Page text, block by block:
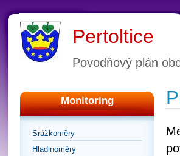
Pertoltice
Povodňový plán
Monitoring
Srážkoměry
Hladinoměry